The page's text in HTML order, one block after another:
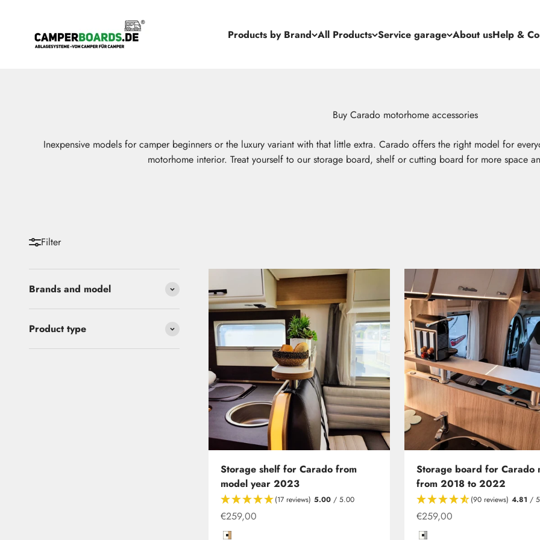
Products by Brand All Products Service garage About usHelp &
Inexpensive models for camper beginners or the luxury variant with that little extra. Carado offers the right model for
motorhome interior. Treat yourself to our storage board, shelf or cutting board for more space
Filter
Brands and model
Product type
Storage shelf for Carado from
model year 2023
(17 reviews) 5.00 / 5.00
Offer from
€259,00
Storage board for Carado
from 2018 to 2022
(90 reviews) 4.81 /
Offer from
€259,00
Clesana C1 - waterless toilet including installation